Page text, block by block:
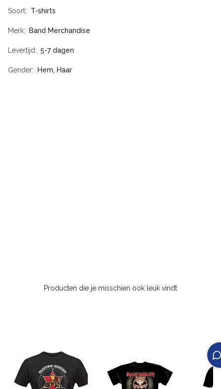
Soort T-shirts
Merk Band Merchandise
Levertijd 5-7 dagen
Gender Hem, Haar
Producten die je misschien ook leuk vindt